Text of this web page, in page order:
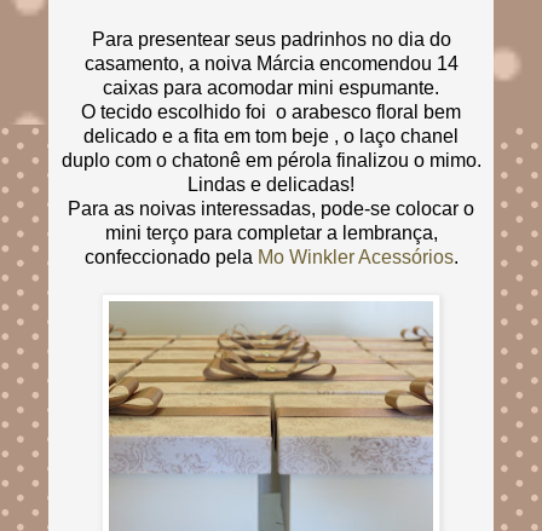
Para presentear seus padrinhos no dia do
casamento, a noiva Márcia encomendou 14
caixas para acomodar mini espumante.
O tecido escolhido foi o arabesco floral bem
delicado e a fita em tom beje , o laço chanel
duplo com o chatonê em pérola finalizou o mimo.
Lindas e delicadas!
Para as noivas interessadas, pode-se colocar o
mini terço para completar a lembrança,
confeccionado pela Mo Winkler Acessórios.